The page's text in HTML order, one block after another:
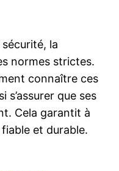
la
normes strictes.
connaître ces
s’assurer que ses
Cela garantit à
et durable.